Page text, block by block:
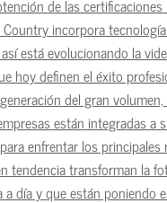
de las
incorpora
está evolucionando la
hoy definen el éxito
del gran
están integradas a
enfrentar los
tendencia transforman la
día y que están